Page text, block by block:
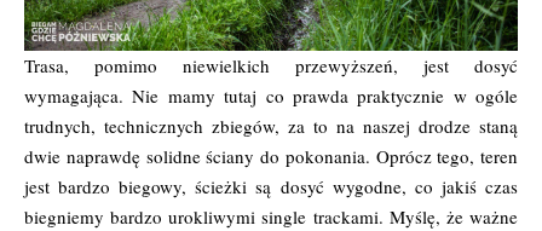
Trasa, pomimo niewielkich przewyższeń, jest dosyć
wymagająca. Nie mamy tutaj co prawda praktycznie w ogóle
trudnych, technicznych zbiegów, za to na naszej drodze staną
dwie naprawdę solidne ściany do pokonania. Oprócz tego, teren
jest bardzo biegowy, ścieżki są dosyć wygodne, co jakiś czas
biegniemy bardzo urokliwymi single trackami. Myślę, że ważne